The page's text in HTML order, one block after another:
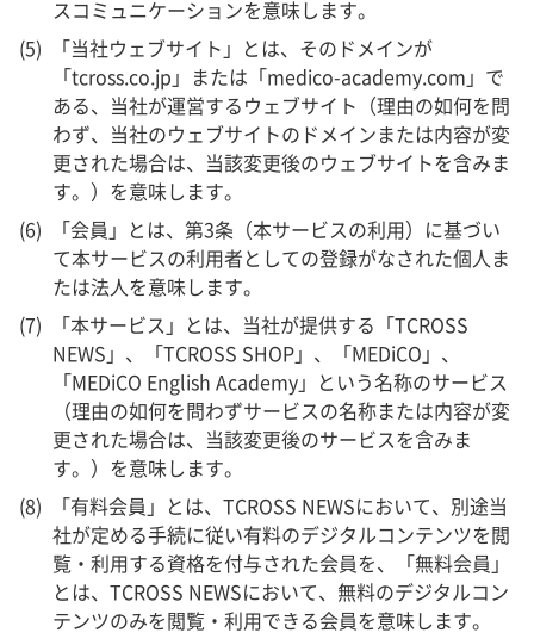
スコミュニケーションを意味します。
「当社ウェブサイト」とは、そのドメインが
「tcross.co.jp」または「medico-academy.com」で
ある、当社が運営するウェブサイト（理由の如何を問
わず、当社のウェブサイトのドメインまたは内容が変
更された場合は、当該変更後のウェブサイトを含みま
す。）を意味します。
「会員」とは、第3条（本サービスの利用）に基づい
て本サービスの利用者としての登録がなされた個人ま
たは法人を意味します。
「本サービス」とは、当社が提供する「TCROSS
NEWS」、「TCROSS SHOP」、「MEDiCO」、
「MEDiCO English Academy」という名称のサービス
（理由の如何を問わずサービスの名称または内容が変
更された場合は、当該変更後のサービスを含みま
す。）を意味します。
「有料会員」とは、TCROSS NEWSにおいて、別途当
社が定める手続に従い有料のデジタルコンテンツを閲
覧・利用する資格を付与された会員を、「無料会員」
とは、TCROSS NEWSにおいて、無料のデジタルコン
テンツのみを閲覧・利用できる会員を意味します。